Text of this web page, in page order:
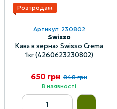
Розпродаж
Артикул: 230802
Swisso
Кава в зернах Swisso Crema
1кг (4260623230802)
650 грн 848 грн
В наявності